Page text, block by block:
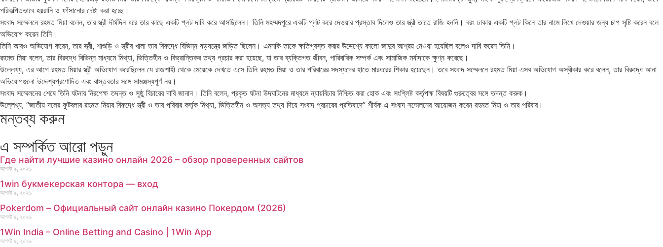
পরিকল্পিতভাবে হয়রানি ও ফাঁসানোর চেষ্টা করা হচ্ছে।
সংবাদ সম্মেলনে রহমত মিয়া বলেন, তার স্ত্রী দীর্ঘদিন ধরে তার কাছে একটি প্লট দাবি করে আসছিলেন। তিনি মহম্মদপুরে একটি প্লট করে দেওয়ার প্রস্তাব দিলেও তার স্ত্রী তাতে রাজি হননি। বরং ঢাকায় একটি প্লট কিনে তার নামে লিখে দেওয়ার জন্য চাপ সৃষ্টি করেন বলে
অভিযোগ করেন তিনি।
তিনি আরও অভিযোগ করেন, তার স্ত্রী, শাশুড়ি ও স্ত্রীর খালা তার বিরুদ্ধে বিভিন্ন ষড়যন্ত্রে জড়িত ছিলেন। এমনকি তাকে ক্ষতিগ্রস্ত করার উদ্দেশ্যে কালো জাদুর আশ্রয় নেওয়া হয়েছিল বলেও দাবি করেন তিনি।
রহমত মিয়া বলেন, তার বিরুদ্ধে বিভিন্ন মাধ্যমে মিথ্যা, ভিত্তিহীন ও বিভ্রান্তিকর তথ্য প্রচার করা হয়েছে, যা তার ব্যক্তিগত জীবন, পারিবারিক সম্পর্ক এবং সামাজিক মর্যাদাকে ক্ষুণ্ন করেছে।
উল্লেখ্য, এর আগে রহমত মিয়ার স্ত্রী অভিযোগ করেছিলেন যে রাজশাহী থেকে মেয়েকে দেখতে এসে তিনি রহমত মিয়া ও তার পরিবারের সদস্যদের হাতে মারধরের শিকার হয়েছেন। তবে সংবাদ সম্মেলনে রহমত মিয়া এসব অভিযোগ অস্বীকার করে বলেন, তার বিরুদ্ধে আনা
অভিযোগগুলো উদ্দেশ্যপ্রণোদিত এবং বাস্তবতার সঙ্গে সামঞ্জস্যপূর্ণ নয়।
সংবাদ সম্মেলনের শেষে তিনি ঘটনার নিরপেক্ষ তদন্ত ও সুষ্ঠু বিচারের দাবি জানান। তিনি বলেন, প্রকৃত ঘটনা উদঘাটনের মাধ্যমে ন্যায়বিচার নিশ্চিত করা হোক এবং সংশ্লিষ্ট কর্তৃপক্ষ বিষয়টি গুরুত্বের সঙ্গে তদন্ত করুক।
উল্লেখ্য, “জাতীয় দলের ফুটবলার রহমত মিয়ার বিরুদ্ধে স্ত্রী ও তার পরিবার কর্তৃক মিথ্যা, ভিত্তিহীন ও অসত্য তথ্য দিয়ে সংবাদ প্রচারের প্রতিবাদে” শীর্ষক এ সংবাদ সম্মেলনের আয়োজন করেন রহমত মিয়া ও তার পরিবার।
মন্তব্য করুন
এ সম্পর্কিত আরো পড়ুন
Где найти лучшие казино онлайн 2026 – обзор проверенных сайтов
আগস্ট ৯, ২০২৬
1win букмекерская контора — вход
আগস্ট ৯, ২০২৬
Pokerdom – Официальный сайт онлайн казино Покердом (2026)
আগস্ট ৯, ২০২৬
1Win India – Online Betting and Casino | 1Win App
আগস্ট ৯, ২০২৬